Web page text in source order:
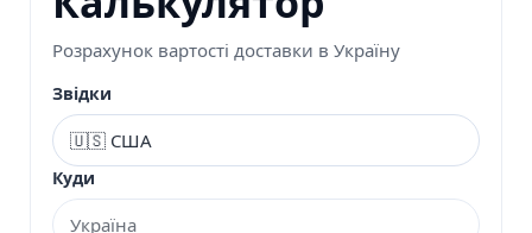
Розрахунок вартості доставки в Україну
Звідки
Куди